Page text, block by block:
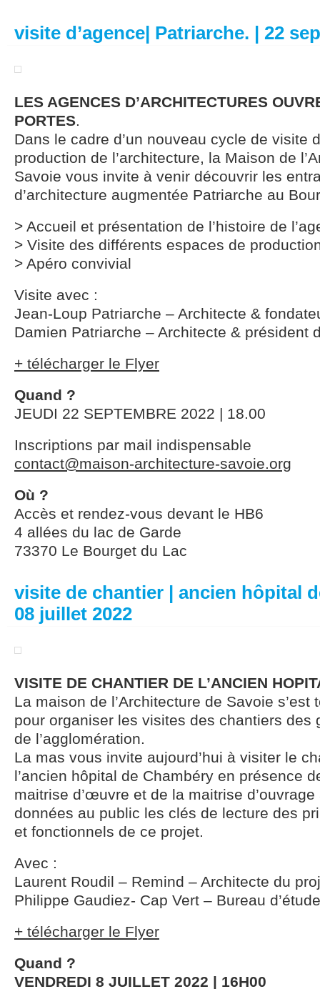
visite d’agence| Patriarche. | 22
LES AGENCES D’ARCHITECTURES
PORTES.
Dans le cadre d’un nouveau cycle de visite
production de l’architecture, la Maison de
Savoie vous invite à venir découvrir les
d’architecture augmentée Patriarche au
> Accueil et présentation de l’histoire de
> Visite des différents espaces de
> Apéro convivial
Visite avec :
Jean-Loup Patriarche – Architecte &
Damien Patriarche – Architecte & président
+ télécharger le Flyer
Quand ?
JEUDI 22 SEPTEMBRE 2022 | 18.00
Inscriptions par mail indispensable
contact@maison-architecture-savoie.org
Où ?
Accès et rendez-vous devant le HB6
4 allées du lac de Garde
73370 Le Bourget du Lac
visite de chantier | ancien hôpital
08 juillet 2022
VISITE DE CHANTIER DE L’ANCIEN
La maison de l’Architecture de Savoie s’est
pour organiser les visites des chantiers des
de l’agglomération.
La mas vous invite aujourd’hui à visiter le
l’ancien hôpital de Chambéry en présence
maitrise d’œuvre et de la maitrise
données au public les clés de lecture des
et fonctionnels de ce projet.
Avec :
Laurent Roudil – Remind – Architecte du
Philippe Gaudiez- Cap Vert – Bureau
+ télécharger le Flyer
Quand ?
VENDREDI 8 JUILLET 2022 | 16H00